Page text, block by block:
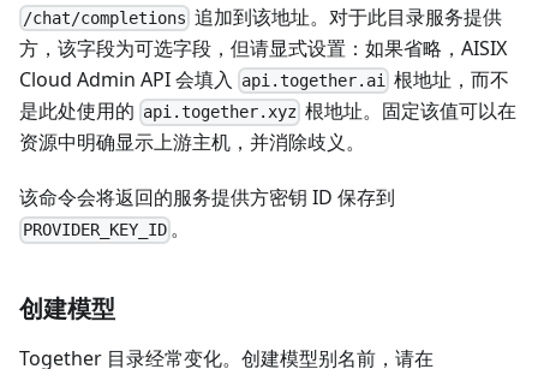
/chat/completions 追加到该地址。对于此目录服务提供
方，该字段为可选字段，但请显式设置：如果省略，AISIX
Cloud Admin API 会填入
api.together.ai
根地址，而不
是此处使用的 api.together.xyz 根地址。固定该值可以在
资源中明确显示上游主机，并消除歧义。
该命令会将返回的服务提供方密钥 ID 保存到
PROVIDER_KEY_ID 。
创建模型
Together 目录经常变化。创建模型别名前，请在